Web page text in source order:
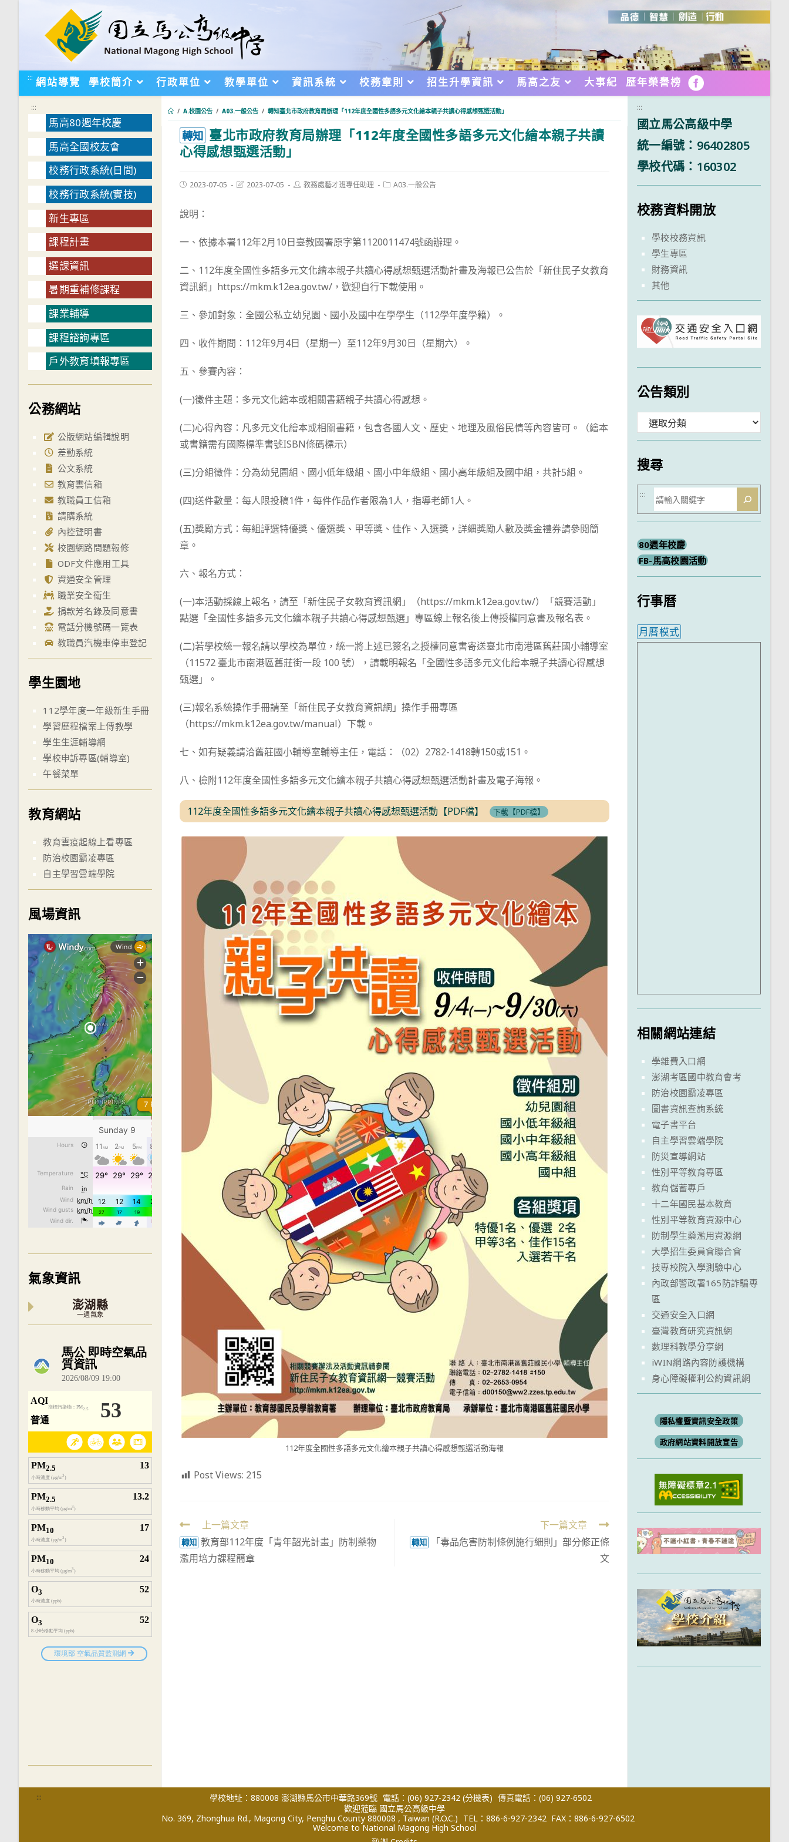
::: 網站導覽 學校簡介 行政單位 教學單位 資訊系統 校務章則 招生升學資訊 馬高之友 大事紀 歷年榮譽榜 FB
/ A.校園公告 / A03.一般公告 / 轉知臺北市政府教育局辦理「112年度全國性多語多元文化繪本親子共讀心得感想甄選活動」
轉知 臺北市政府教育局辦理「112年度全國性多語多元文化繪本親子共讀
心得感想甄選活動」
Post2023-07-05
Post2023-07-05
Post教務處藝才班專任助理
PostA03.一般公告
說明：
一、依據本署112年2月10日臺教國署原字第1120011474號函辦理。
二、112年度全國性多語多元文化繪本親子共讀心得感想甄選活動計畫及海報已公告於「新住民子女教育
資訊網」https://mkm.k12ea.gov.tw/，歡迎自行下載使用。
三、參加對象：全國公私立幼兒園、國小及國中在學學生（112學年度學籍）。
四、收件期間：112年9月4日（星期一）至112年9月30日（星期六）。
五、參賽內容：
(一)徵件主題：多元文化繪本或相關書籍親子共讀心得感想。
(二)心得內容：凡多元文化繪本或相關書籍，包含各國人文、歷史、地理及風俗民情等內容皆可。（繪本
或書籍需有國際標準書號ISBN條碼標示）
(三)分組徵件：分為幼兒園組、國小低年級組、國小中年級組、國小高年級組及國中組，共計5組。
(四)送件數量：每人限投稿1件，每件作品作者限為1人，指導老師1人。
(五)獎勵方式：每組評選特優獎、優選獎、甲等獎、佳作、入選獎，詳細獎勵人數及獎金禮券請參閱簡
章。
六、報名方式：
(一)本活動採線上報名，請至「新住民子女教育資訊網」（https://mkm.k12ea.gov.tw/）「競賽活動」
點選「全國性多語多元文化繪本親子共讀心得感想甄選」專區線上報名後上傳授權同意書及報名表。
(二)若學校統一報名請以學校為單位，統一將上述已簽名之授權同意書寄送臺北市南港區舊莊國小輔導室
（11572 臺北市南港區舊莊街一段 100 號），請載明報名「全國性多語多元文化繪本親子共讀心得感想
甄選」。
(三)報名系統操作手冊請至「新住民子女教育資訊網」操作手冊專區
（https://mkm.k12ea.gov.tw/manual）下載。
七、如有疑義請洽舊莊國小輔導室輔導主任，電話：（02）2782-1418轉150或151。
八、檢附112年度全國性多語多元文化繪本親子共讀心得感想甄選活動計畫及電子海報。
112年度全國性多語多元文化繪本親子共讀心得感想甄選活動【PDF檔】 下載【PDF檔】
112年度全國性多語多元文化繪本親子共讀心得感想甄選活動海報
Post Views: 215
Read
more
articles
上一篇文章
轉知 教育部112年度「青年韶光計畫」防制藥物
濫用培力課程簡章
下一篇文章
轉知
「毒品危害防制條例施行細則」部分修正條
文
:::
馬高80週年校慶
馬高全國校友會
校務行政系統(日間)
校務行政系統(實技)
新生專區
課程計畫
選課資訊
暑期重補修課程
課業輔導
課程諮詢專區
戶外教育填報專區
公務網站
公版網站編輯說明
差勤系統
公文系統
教育雲信箱
教職員工信箱
請購系統
內控聲明書
校園網路問題報修
ODF文件應用工具
資通安全管理
職業安全衛生
捐款芳名錄及同意書
電話分機號碼一覽表
教職員汽機車停車登記
學生園地
112學年度一年級新生手冊
學習歷程檔案上傳教學
學生生涯輔導網
學校申訴專區(輔導室)
午餐菜單
教育網站
教育雲疫起線上看專區
防治校園霸凌專區
自主學習雲端學院
風場資訊
氣象資訊
澎湖縣
一週氣象
內嵌空氣品質小工具為視覺預覽，完整即時空氣品質資料請開啟 馬公即時空氣品質資訊
:::
國立馬公高級中學
統一編號：96402805
學校代碼：160302
校務資料開放
學校校務資訊
學生專區
財務資訊
其他
公告類別
類
搜尋
搜
尋
:::
80週年校慶
FB-馬高校園活動
行事曆
月曆模式
相關網站連結
學雜費入口網
澎湖考區國中教育會考
防治校園霸凌專區
圖書資訊查詢系統
電子書平台
自主學習雲端學院
防災宣導網站
性別平等教育專區
教育儲蓄專戶
十二年國民基本教育
性別平等教育資源中心
防制學生藥濫用資源網
大學招生委員會聯合會
技專校院入學測驗中心
內政部警政署165防詐騙專
區
交通安全入口網
臺灣教育研究資訊網
數理科教學分享網
iWIN網路內容防護機構
身心障礙權利公約資訊網
隱私權暨資訊安全政策
政府網站資料開放宣告
::: 學校地址：880008 澎湖縣馬公市中華路369號 電話：(06) 927-2342 (分機表) 傳真電話：(06) 927-6502
歡迎蒞臨 國立馬公高級中學
No. 369, Zhonghua Rd., Magong City, Penghu County 880008 , Taiwan (R.O.C.) TEL：886-6-927-2342 FAX：886-6-927-6502
Welcome to National Magong High School